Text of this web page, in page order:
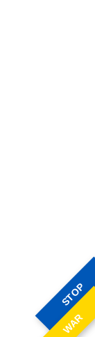
STOP
WAR